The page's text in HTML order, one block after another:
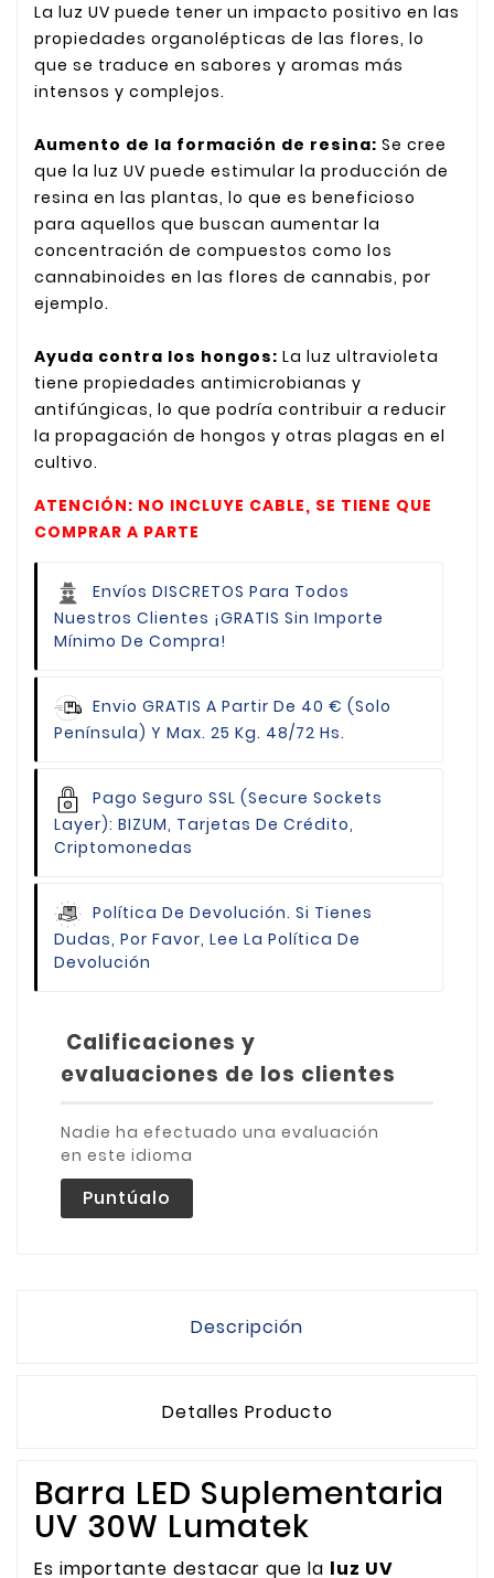
La luz UV puede tener un impacto positivo en las
propiedades organolépticas de las flores, lo
que se traduce en sabores y aromas más
intensos y complejos.
Aumento de la formación de resina: Se cree
que la luz UV puede estimular la producción de
resina en las plantas, lo que es beneficioso
para aquellos que buscan aumentar la
concentración de compuestos como los
cannabinoides en las flores de cannabis, por
ejemplo.
Ayuda contra los hongos: La luz ultravioleta
tiene propiedades antimicrobianas y
antifúngicas, lo que podría contribuir a reducir
la propagación de hongos y otras plagas en el
cultivo.
ATENCIÓN: NO INCLUYE CABLE, SE TIENE QUE
COMPRAR A PARTE
Envíos DISCRETOS Para Todos
Nuestros Clientes ¡GRATIS Sin Importe
Mínimo De Compra!
Envio GRATIS A Partir De 40 € (Solo
Península) Y Max. 25 Kg. 48/72 Hs.
Pago Seguro SSL (Secure Sockets
Layer): BIZUM, Tarjetas De Crédito,
Criptomonedas
Política De Devolución. Si Tienes
Dudas, Por Favor, Lee La Política De
Devolución
Calificaciones y
evaluaciones de los clientes
Nadie ha efectuado una evaluación
en este idioma
Puntúalo
Descripción
Detalles Producto
Barra LED Suplementaria
UV 30W Lumatek
Es importante destacar que la luz UV